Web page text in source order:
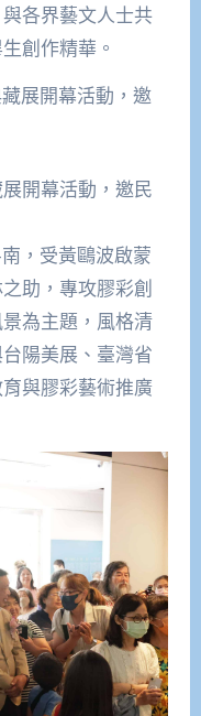
各界藝文人士共
創作精華。
開幕活動，邀民
，受黃鷗波啟蒙
助，專攻膠彩創
為主題，風格清
陽美展、臺灣省
與膠彩藝術推廣